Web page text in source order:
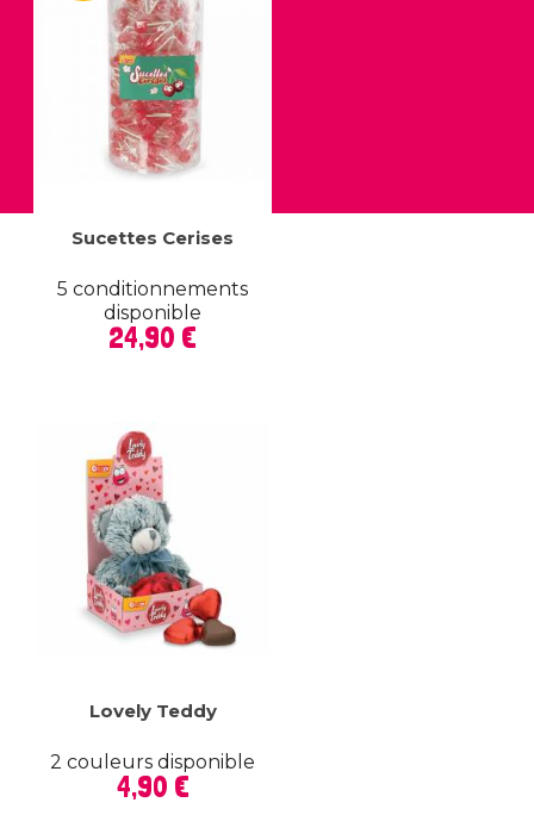
Sucettes Cerises
5 conditionnements
disponible
Prix
24,90 €
Lovely Teddy
2 couleurs disponible
Prix
4,90 €